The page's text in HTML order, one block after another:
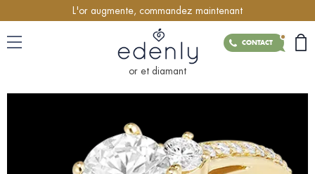
L'or augmente, commandez maintenant
CONTACT
or et diamant